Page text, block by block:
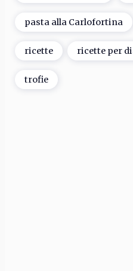
pasta alla Carlofortina
ricette ricette per
trofie